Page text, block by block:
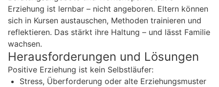
Erziehung ist lernbar – nicht angeboren. Eltern können
sich in Kursen austauschen, Methoden trainieren und
reflektieren. Das stärkt ihre Haltung – und lässt Familie
wachsen.
Herausforderungen und Lösungen
Positive Erziehung ist kein Selbstläufer:
Stress, Überforderung oder alte Erziehungsmuster